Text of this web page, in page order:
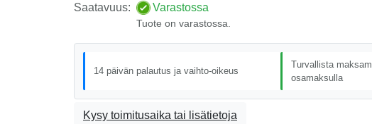
Saatavuus:
Varastossa
Tuote on varastossa.
14 päivän palautus ja vaihto-oikeus
Turvallista
osamaksulla
Kysy toimitusaika tai lisätietoja